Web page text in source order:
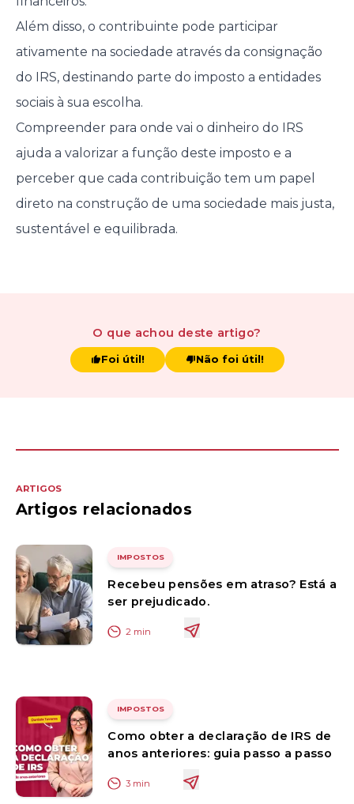
Além disso, o contribuinte pode participar
ativamente na sociedade através da consignação
do IRS, destinando parte do imposto a entidades
sociais à sua escolha.
Compreender para onde vai o dinheiro do IRS
ajuda a valorizar a função deste imposto e a
perceber que cada contribuição tem um papel
direto na construção de uma sociedade mais justa,
sustentável e equilibrada.
O que achou deste artigo?
Foi útil! Não foi útil!
ARTIGOS
Artigos relacionados
IMPOSTOS
Recebeu pensões em atraso? Está a
ser prejudicado.
2 min
IMPOSTOS
Como obter a declaração de IRS de
anos anteriores: guia passo a passo
3 min